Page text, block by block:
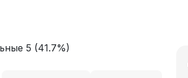
5 (41.7%)